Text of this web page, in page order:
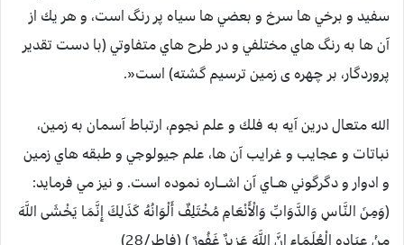
سفيد و برخي ها سرخ و بعضي ها سياه پر رنگ است، و هر يك از
آن ها به رنگ هاي مختلفي و در طرح هاي متفاوتي (با دست تقدير
پروردگار، بر چهره ی زمين ترسيم گشته) است«.‏
الله متعال درين آيه به فلك و علم نجوم، ارتباط آسمان به زمين،
نباتات و عجايب و غرايب آن ها، علم جيولوجي و طبقه هاي زمين
و ادوار و دگرگوني هــاي آن اشـــاره نموده است. و نيز مي فرمايد:
(وَمِنَ النَّاسِ وَالدَّوَابِّ وَالْأَنْعَامِ مُخْتَلِفٌ أَلْوَانُهُ كَذَلِكَ إِنَّمَا يَخْشَى اللَّهَ
مِنْ عِبَادِهِ الْعُلَمَاء إِنَّ اللَّهَ عَزِيزٌ غَفُورٌ ) ‏(فاطر/28)